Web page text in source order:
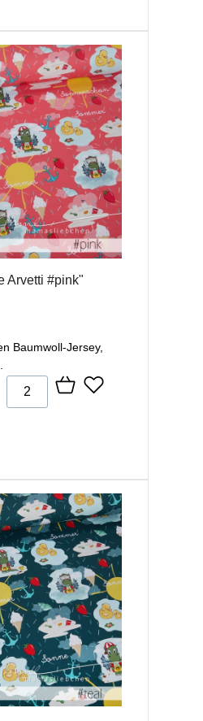
Arvetti #pink"
Baumwoll-Jersey,